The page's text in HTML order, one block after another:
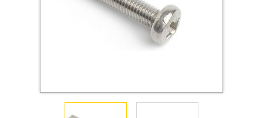
Крюки, кольца с метрической резьбой
Крюки, кольца с шурупной резьбой
Оснастка и аксессуары для яхт